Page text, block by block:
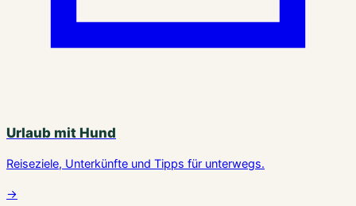
Urlaub mit Hund
Reiseziele, Unterkünfte und Tipps für unterwegs.
→